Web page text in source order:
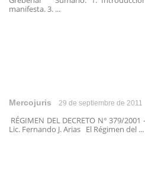
manifesta. 3. ...
Mercojuris 29 de septiembre de 2011
RÉGIMEN DEL DECRETO N° 379/2001
Lic. Fernando J. Arias El Régimen del ...